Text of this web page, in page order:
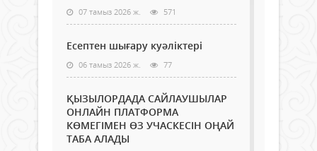
07 тамыз 2026 ж. 571
Есептен шығару куәліктері
06 тамыз 2026 ж. 77
ҚЫЗЫЛОРДАДА САЙЛАУШЫЛАР
ОНЛАЙН ПЛАТФОРМА
КӨМЕГІМЕН ӨЗ УЧАСКЕСІН ОҢАЙ
ТАБА АЛАДЫ